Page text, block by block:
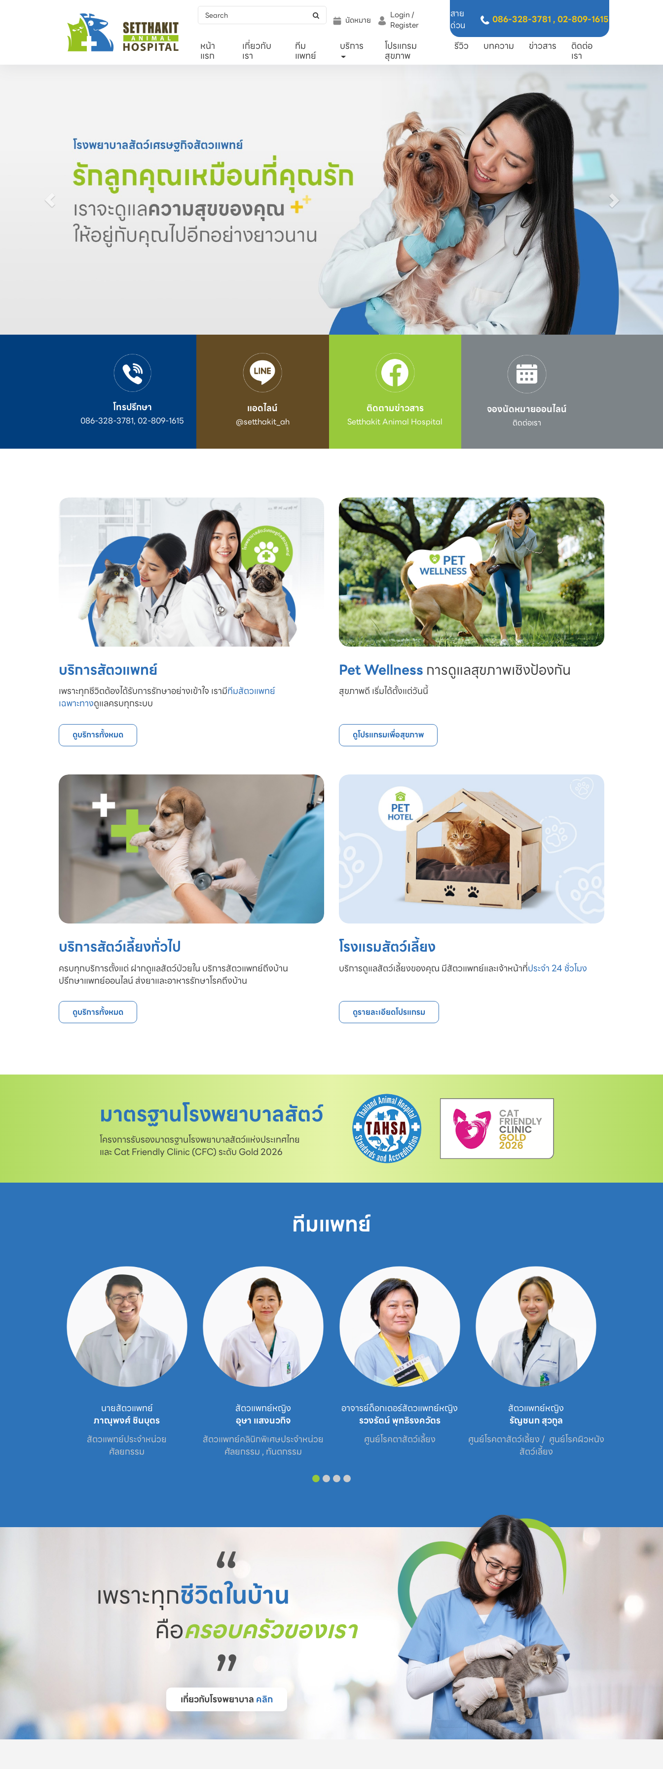
นัดหมาย
Login /
Register
สาย
ด่วน
086-328-3781 ,02-809-1615
หน้า
แรก
เกี่ยวกับ
เรา
ทีม
แพทย์
บริการ โปรแกรม
สุขภาพ
รีวิว บทความ ข่าวสาร ติดต่อ
เรา
โทรปรึกษา
086-328-3781, 02-809-1615
แอดไลน์
@setthakit_ah
ติดตามข่าวสาร
Setthakit Animal Hospital
จองนัดหมายออนไลน์
ติดต่อเรา
บริการสัตวแพทย์
เพราะทุกชีวิตต้องได้รับการรักษาอย่างเข้าใจ เรามีทีมสัตวแพทย์
เฉพาะทางดูแลครบทุกระบบ
ดูบริการทั้งหมด
Pet Wellness การดูแลสุขภาพเชิงป้องกัน
สุขภาพดี เริ่มได้ตั้งแต่วันนี้
ดูโปรแกรมเพื่อสุขภาพ
บริการสัตว์เลี้ยงทั่วไป
ครบทุกบริการตั้งแต่ ฝากดูแลสัตว์ป่วยใน บริการสัตวแพทย์ถึงบ้าน
ปรึกษาแพทย์ออนไลน์ ส่งยาและอาหารรักษาโรคถึงบ้าน
ดูบริการทั้งหมด
โรงแรมสัตว์เลี้ยง
บริการดูแลสัตว์เลี้ยงของคุณ มีสัตวแพทย์และเจ้าหน้าที่ประจำ 24 ชั่วโมง
ดูรายละเอียดโปรแกรม
มาตรฐานโรงพยาบาลสัตว์
โครงการรับรองมาตรฐานโรงพยาบาลสัตว์แห่งประเทศไทย
และ Cat Friendly Clinic (CFC) ระดับ Gold 2026
ทีมแพทย์
นายสัตวแพทย์
ภาณุพงศ์ ชินบุตร
สัตวแพทย์ประจำหน่วย
ศัลยกรรม
สัตวแพทย์หญิง
อุษา แสงนวกิจ
สัตวแพทย์คลินิกพิเศษประจำหน่วย
ศัลยกรรม , ทันตกรรม
อาจารย์ด็อกเตอร์สัตวแพทย์หญิง
รวงรัตน์ พุทธิรงควัตร
ศูนย์โรคตาสัตว์เลี้ยง
สัตวแพทย์หญิง
รัญชนก สุวกูล
ศูนย์โรคตาสัตว์เลี้ยง /  ศูนย์โรคผิวหนัง
สัตว์เลี้ยง
“
เพราะทุกชีวิตในบ้าน
คือครอบครัวของเรา
”
เกี่ยวกับโรงพยาบาล คลิก